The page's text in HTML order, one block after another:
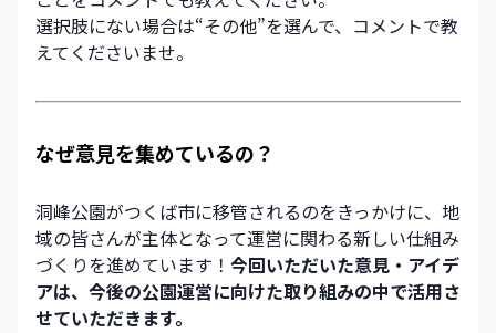
選択肢にない場合は“その他”を選んで、コメントで教
えてくださいませ。
なぜ意見を集めているの？
洞峰公園がつくば市に移管されるのをきっかけに、地
域の皆さんが主体となって運営に関わる新しい仕組み
づくりを進めています！ 今回いただいた意見・アイデ
アは、今後の公園運営に向けた取り組みの中で活用さ
せていただきます。